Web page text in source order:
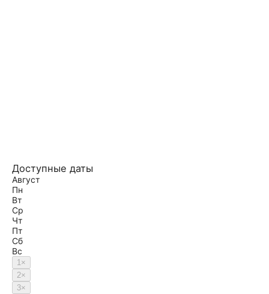
Доступные даты
Август
Пн
Вт
Ср
Чт
Пт
Сб
Вс
1×
2×
3×